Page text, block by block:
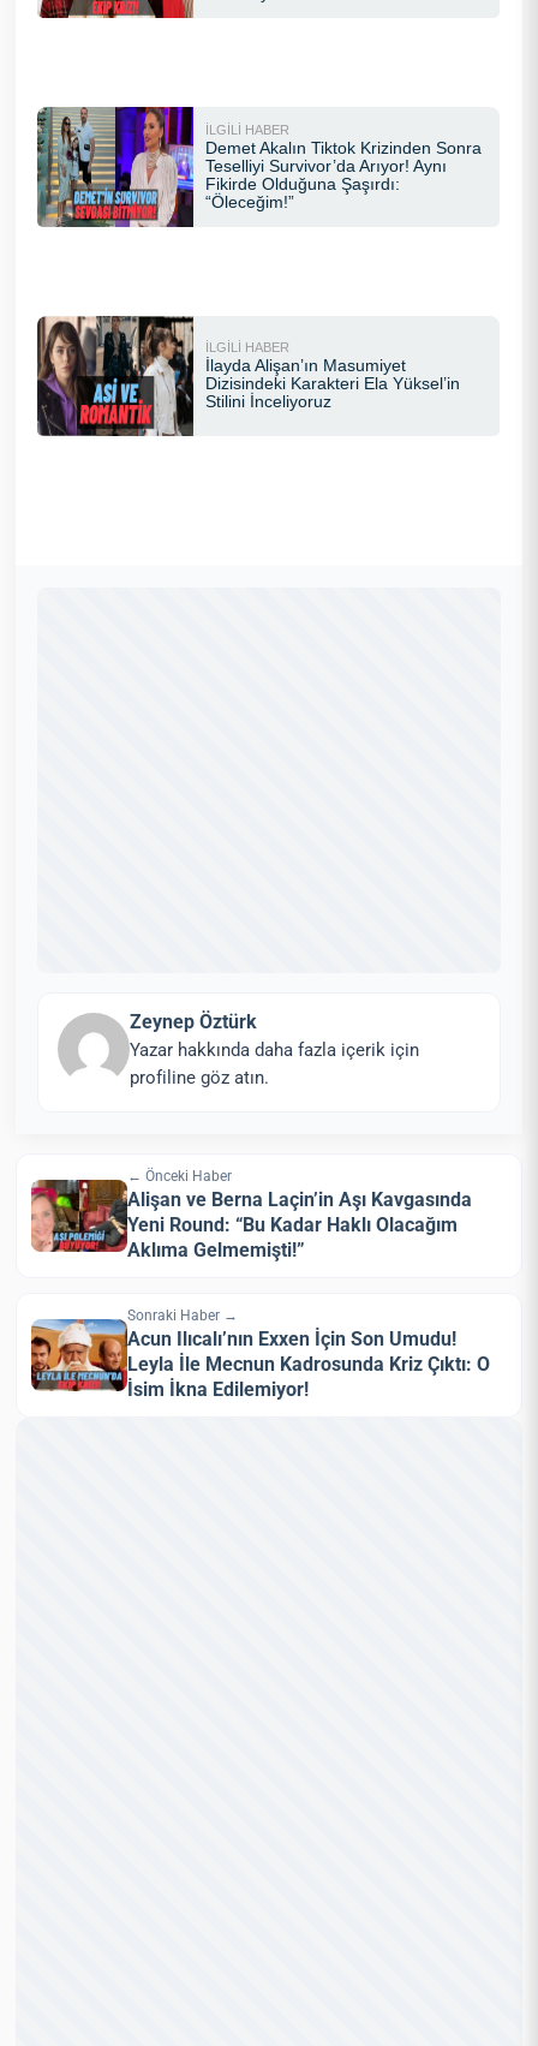
Zeynep Öztürk
Yazar hakkında daha fazla içerik için
profiline göz atın.
← Önceki Haber
Alişan ve Berna Laçin’in Aşı Kavgasında
Yeni Round: “Bu Kadar Haklı Olacağım
Aklıma Gelmemişti!”
Sonraki Haber →
Acun Ilıcalı’nın Exxen İçin Son Umudu!
Leyla İle Mecnun Kadrosunda Kriz Çıktı: O
İsim İkna Edilemiyor!